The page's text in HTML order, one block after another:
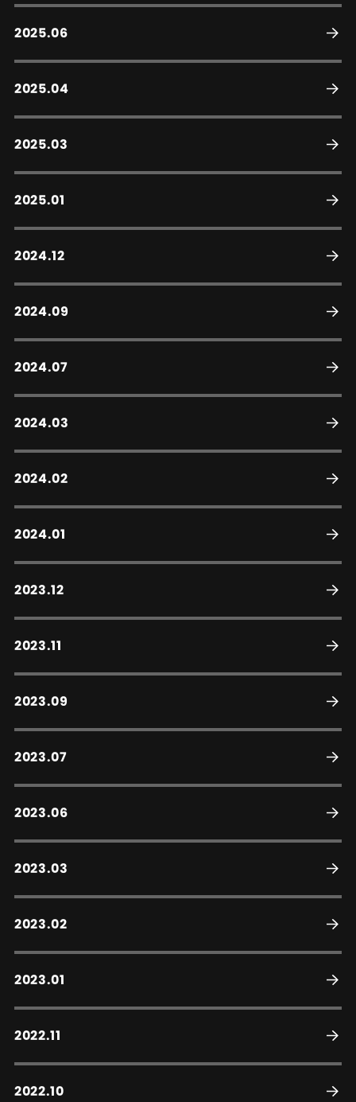
2025.06
2025.04
2025.03
2025.01
2024.12
2024.09
2024.07
2024.03
2024.02
2024.01
2023.12
2023.11
2023.09
2023.07
2023.06
2023.03
2023.02
2023.01
2022.11
2022.10